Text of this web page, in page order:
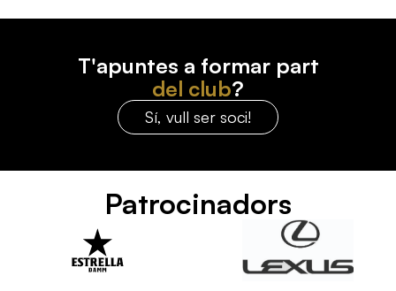
T'apuntes a formar part
del club?
Sí, vull ser soci!
Patrocinadors